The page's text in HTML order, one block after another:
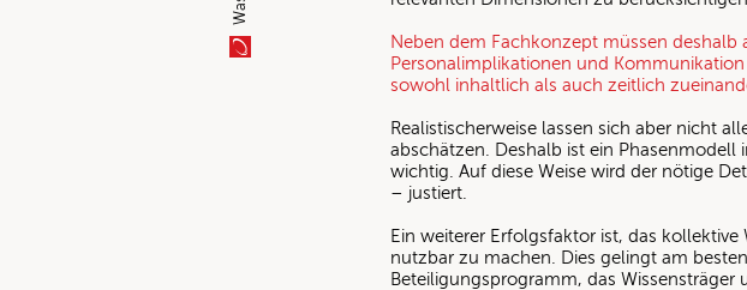
Neben dem Fachkonzept müssen
Personalimplikationen und
sowohl inhaltlich als auch zeitlich
Realistischerweise lassen sich aber nicht
abschätzen. Deshalb ist ein
wichtig. Auf diese Weise wird der nötige
– justiert.
Ein weiterer Erfolgsfaktor ist, das
nutzbar zu machen. Dies gelingt am
Beteiligungsprogramm, das